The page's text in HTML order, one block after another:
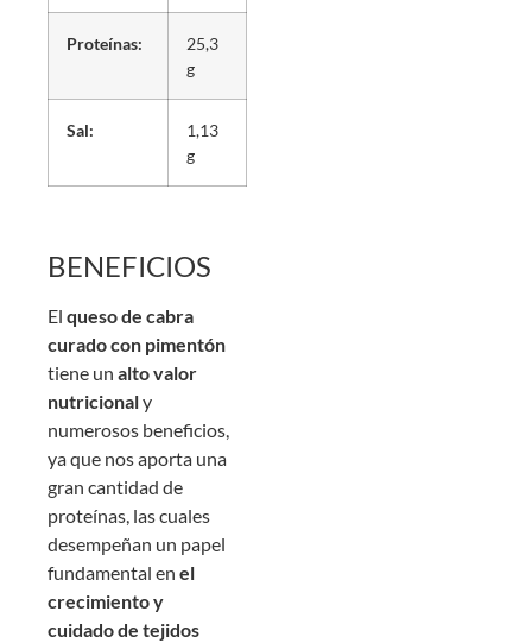
Proteínas:
25,3
g
Sal:
1,13
g
BENEFICIOS
El queso de cabra
curado con pimentón
tiene un alto valor
nutricionaly
numerosos beneficios,
ya que nos aporta una
gran cantidad de
proteínas, las cuales
desempeñan un papel
fundamental en el
crecimiento y
cuidado de tejidos